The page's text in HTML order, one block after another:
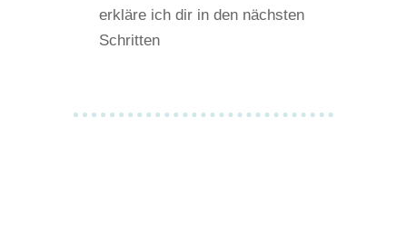
erkläre ich dir in den nächsten
Schritten